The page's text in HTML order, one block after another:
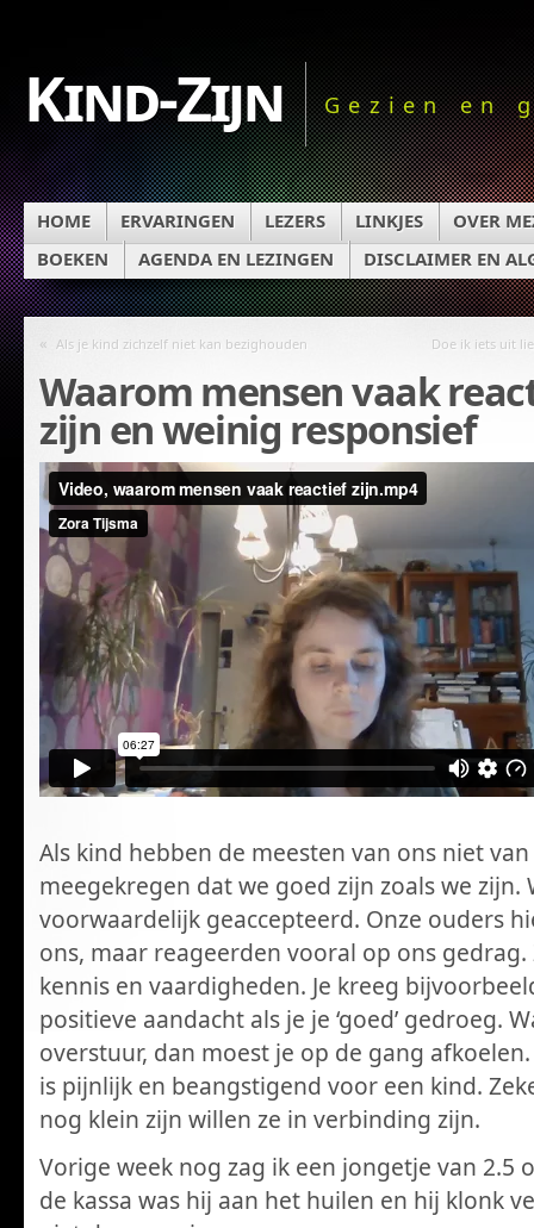
Kind-Zijn Gezien en
HOME ERVARINGEN LEZERS LINKJES
OVER
BOEKEN
AGENDA EN LEZINGEN DISCLAIMER EN
« Als je kind zichzelf niet kan bezighouden Doe ik iets uit
Waarom mensen vaak
zijn en weinig responsief
Als kind hebben de meesten van ons niet
meegekregen dat we goed zijn zoals we zijn.
voorwaardelijk geaccepteerd. Onze ouders
ons, maar reageerden vooral op ons gedrag.
kennis en vaardigheden. Je kreeg
positieve aandacht als je je ‘goed’ gedroeg.
overstuur, dan moest je op de gang
is pijnlijk en beangstigend voor een kind.
nog klein zijn willen ze in verbinding zijn.
Vorige week nog zag ik een jongetje van 2.5
de kassa was hij aan het huilen en hij klonk